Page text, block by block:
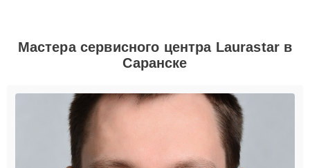
Мастера сервисного центра Laurastar в
Саранске